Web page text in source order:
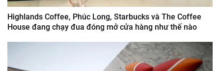
Highlands Coffee, Phúc Long, Starbucks và The Coffee
House đang chạy đua đóng mở cửa hàng như thế nào